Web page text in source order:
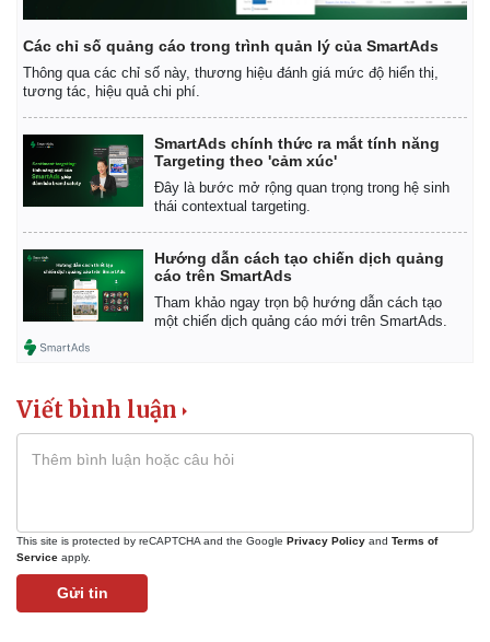
Pháp luật
Vụ án
Tin nóng
Tư vấn luật
Quân sự - Quốc phòng
Vũ khí
Việt Nam
Phân tích
Các chỉ số quảng cáo trong trình quản lý của SmartAds
Thông qua các chỉ số này, thương hiệu đánh giá mức độ hiển thị,
tương tác, hiệu quả chi phí.
SmartAds chính thức ra mắt tính năng
Targeting theo 'cảm xúc'
Đây là bước mở rộng quan trọng trong hệ sinh
thái contextual targeting.
Hướng dẫn cách tạo chiến dịch quảng
cáo trên SmartAds
Tham khảo ngay trọn bộ hướng dẫn cách tạo
một chiến dịch quảng cáo mới trên SmartAds.
Viết bình luận
This site is protected by reCAPTCHA and the Google Privacy Policy and Terms of
Service apply.
Gửi tin